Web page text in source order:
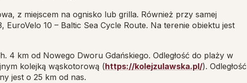
z miejscem na ognisko lub grilla. Również przy samej
10 – Baltic Sea Cycle Route. Na terenie obiektu jest
4 km od Nowego Dworu Gdańskiego. Odległość do plaży w
kolejką wąskotorową (https://kolejzulawska.pl/). Odległość
jest o 25 km od nas.